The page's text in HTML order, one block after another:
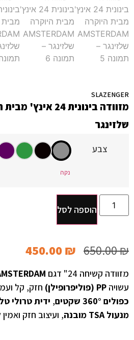
SLAZENGER
שלזינגר
מזוודה קשיחה 24" דגם
עשויה PP (פוליפרופילן) חזק, קל
כפולים 360° שקטים
, ידית טרולי
מנעול TSA מובנה
, ועיצוב חזק
650.00₪
450.00₪
צבע
נקה
הוספה לסל